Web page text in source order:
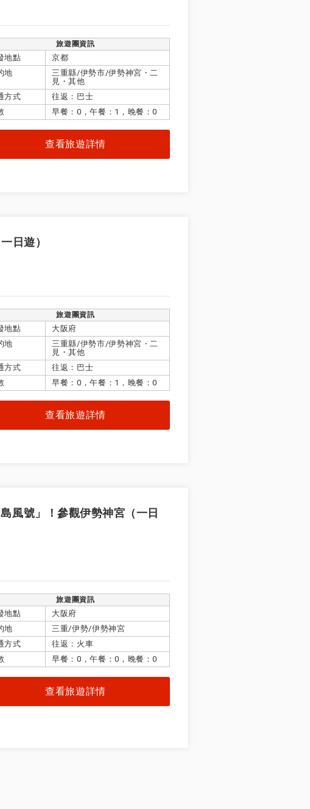
選擇本月全部
五 六
旅遊團資訊
地點
京都
地
三重縣/伊勢市/伊勢神宮・二
見・其他
方式
往返：巴士
早餐：0，午餐：1，晚餐：0
查看旅遊詳情
日遊）
旅遊團資訊
地點
大阪府
地
三重縣/伊勢市/伊勢神宮・二
見・其他
方式
往返：巴士
早餐：0，午餐：1，晚餐：0
查看旅遊詳情
風號」！參觀伊勢神宮（一日
旅遊團資訊
地點
大阪府
地
三重/伊勢/伊勢神宮
方式
往返：火車
早餐：0，午餐：0，晚餐：0
查看旅遊詳情